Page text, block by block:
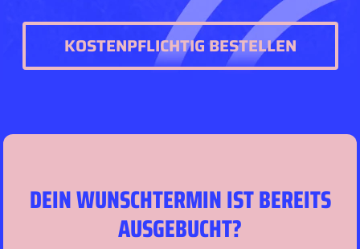
KOSTENPFLICHTIG BESTELLEN
DEIN WUNSCHTERMIN IST BEREITS
AUSGEBUCHT?